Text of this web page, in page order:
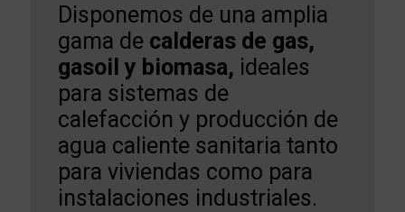
Disponemos de una amplia
gama de calderas de gas,
gasoil y biomasa, ideales
para sistemas de
calefacción y producción de
agua caliente sanitaria tanto
para viviendas como para
instalaciones industriales.